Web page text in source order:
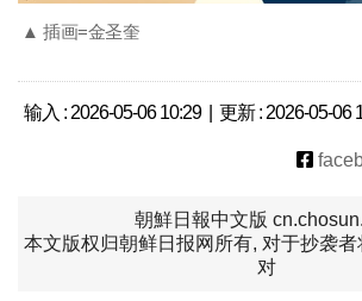
▲ 插画=金圣奎
输入 : 2026-05-06 10:29 | 更新 : 2026-05-06
朝鮮日報中文版
本文版权归朝鲜日报网所有, 对于抄袭
对